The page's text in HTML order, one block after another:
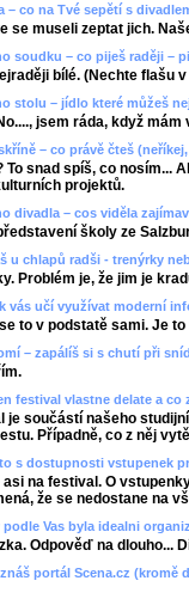
– co na Tvé sepětí s
se museli zeptat jich.
soudku – co piješ raději –
bílé. (Nechte flašu
stolu – jídlo které můžeš
jsem ráda, když
– co právě čteš
To snad spíš, co nosím...
projektů.
divadla – cos viděla
školy ze
u chlapů radši - trenýrky
Problém je, že jim je
vás učí využívat moderní
to v podstatě sami. Je to
– zapálíš si s chutí při
festival vlastne delate a
je součástí našeho
Případně, co z něj
s dostupnosti vstupenek
asi na festival. O
že se nedostane na
podle Vas byla idealni
Odpověď na dlouho...
znáš portál Scena.cz